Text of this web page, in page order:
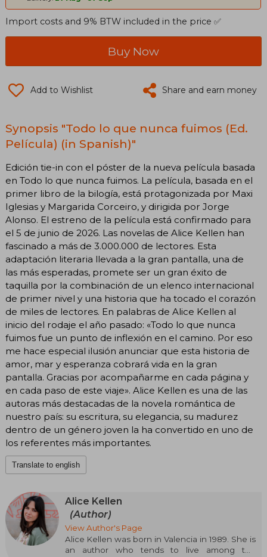
Import costs and 9% BTW included in the price ✅
Buy Now
Add to Wishlist Share and earn money
Synopsis "Todo lo que nunca fuimos (Ed.
Película) (in Spanish)"
Edición tie-in con el póster de la nueva película basada
en Todo lo que nunca fuimos. La película, basada en el
primer libro de la bilogía, está protagonizada por Maxi
Iglesias y Margarida Corceiro, y dirigida por Jorge
Alonso. El estreno de la película está confirmado para
el 5 de junio de 2026. Las novelas de Alice Kellen han
fascinado a más de 3.000.000 de lectores. Esta
adaptación literaria llevada a la gran pantalla, una de
las más esperadas, promete ser un gran éxito de
taquilla por la combinación de un elenco internacional
de primer nivel y una historia que ha tocado el corazón
de miles de lectores. En palabras de Alice Kellen al
inicio del rodaje el año pasado: «Todo lo que nunca
fuimos fue un punto de inflexión en el camino. Por eso
me hace especial ilusión anunciar que esta historia de
amor, mar y esperanza cobrará vida en la gran
pantalla. Gracias por acompañarme en cada página y
en cada paso de este viaje». Alice Kellen es una de las
autoras más destacadas de la novela romántica de
nuestro país: su escritura, su elegancia, su madurez
dentro de un género joven la ha convertido en uno de
los referentes más importantes.
Translate to english
Alice Kellen
(Author)
View Author's Page
Alice Kellen was born in Valencia in 1989. She is
an author who tends to live among the